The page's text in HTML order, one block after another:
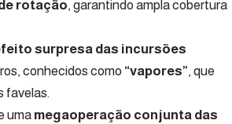
rotação, garantindo ampla cobertura
surpresa das incursões
conhecidos como “vapores”, que
favelas.
uma megaoperação conjunta das